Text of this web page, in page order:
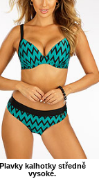
Plavky kalhotky středně
vysoké.